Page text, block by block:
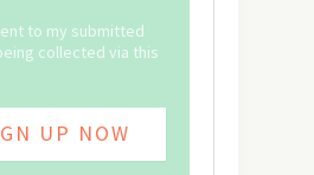
to my submitted
collected via this